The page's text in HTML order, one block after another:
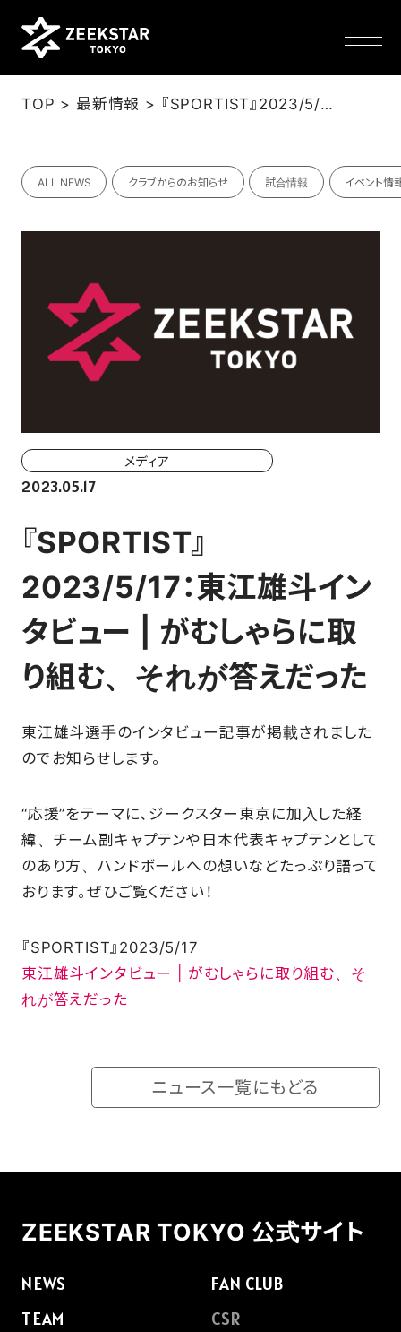
NEWS
TEAM
SCHEDULE
TICKET
会場（座席・価格表）
チケット購入方法
各座席について
観戦ガイド
FAN CLUB
SCHOOL
PARTNERS
SHOP
CONTACT
お問い合わせ
FAQ
TOP > 最新情報 > 『SPORTIST』2023/5/17：東江雄斗インタビュー | がむしゃらに取り組む、それが答えだった
メディア
2023.05.17
『SPORTIST』
2023/5/17：東江雄斗イン
タビュー | がむしゃらに取
り組む、それが答えだった
東江雄斗選手のインタビュー記事が掲載されました
のでお知らせします。
“応援”をテーマに、ジークスター東京に加入した経
緯、チーム副キャプテンや日本代表キャプテンとして
のあり方、ハンドボールへの想いなどたっぷり語って
おります。ぜひご覧ください！
『SPORTIST』2023/5/17
東江雄斗インタビュー | がむしゃらに取り組む、そ
れが答えだった
ニュース一覧にもどる
ALL NEWS クラブからのお知らせ 試合情報 イベント情
ZEEKSTAR TOKYO 公式サイト
NEWS
TEAM
FAN CLUB
CSR